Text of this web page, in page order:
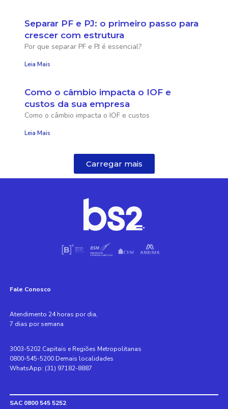
Separar PF e PJ: o primeiro passo para
crescer com estrutura
Por que separar PF e PJ é essencial?
Leia Mais
Como o câmbio impacta o IOF e
custos da sua empresa
Como o câmbio impacta o IOF e custos
Leia Mais
Carregar mais
Fale Conosco
Atendimento 24 horas por dia,
7 dias por semana
3003-5202 Capitais e Regiões Metropolitanas
0800-545-5200 Demais localidades
WhatsApp: (31) 97182-8887
SAC 0800 545 5252